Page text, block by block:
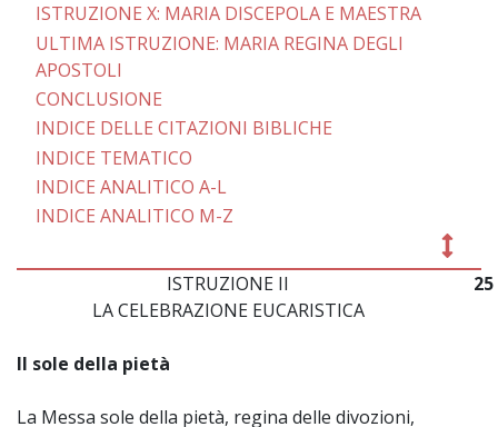
ISTRUZIONE X: MARIA DISCEPOLA E MAESTRA
ULTIMA ISTRUZIONE: MARIA REGINA DEGLI
APOSTOLI
CONCLUSIONE
INDICE DELLE CITAZIONI BIBLICHE
INDICE TEMATICO
INDICE ANALITICO A-L
INDICE ANALITICO M-Z
ISTRUZIONE II
LA CELEBRAZIONE EUCARISTICA
Il sole della pietà
La Messa sole della pietà, regina delle divozioni,
25